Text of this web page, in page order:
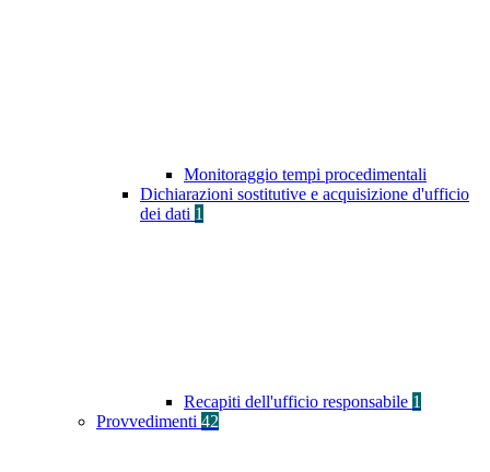
Monitoraggio tempi procedimentali
Dichiarazioni sostitutive e acquisizione d'ufficio
dei dati 1
Recapiti dell'ufficio responsabile 1
Provvedimenti 42